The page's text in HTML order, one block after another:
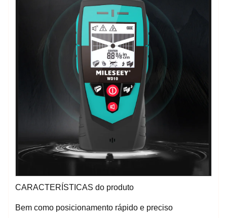
CARACTERÍSTICAS do produto
Bem como posicionamento rápido e preciso